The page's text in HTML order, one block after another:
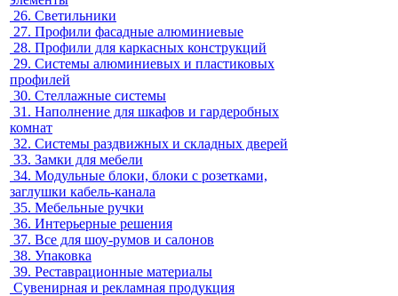
26. Светильники
27. Профили фасадные алюминиевые
28. Профили для каркасных конструкций
29. Системы алюминиевых и пластиковых
профилей
30. Стеллажные системы
31. Наполнение для шкафов и гардеробных
комнат
32. Системы раздвижных и складных дверей
33. Замки для мебели
34. Модульные блоки, блоки с розетками,
заглушки кабель-канала
35. Мебельные ручки
36. Интерьерные решения
37. Все для шоу-румов и салонов
38. Упаковка
39. Реставрационные материалы
Сувенирная и рекламная продукция